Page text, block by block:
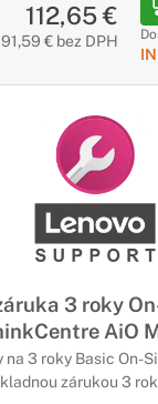
112,65 €
91,59 € bez DPH
3 roky
AiO
na 3 roky Basic On-
zárukou 3